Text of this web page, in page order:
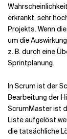
erkrankt, sehr
Projekts. Wenn
um die
z. B. durch eine
Sprintplanung.
In Scrum ist der
Bearbeitung der
ScrumMaster ist
Liste aufgelöst
die tatsächliche